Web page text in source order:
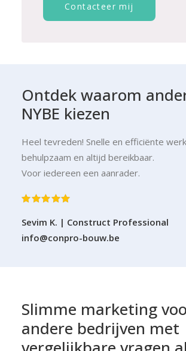
Contacteer mij
Ontdek waarom
NYBE kiezen
Heel tevreden! Snelle en efficiënte
behulpzaam en altijd bereikbaar.
Voor iedereen een aanrader.
Sevim K. | Construct Professional
info@conpro-bouw.be
Slimme marketing
andere bedrijven met